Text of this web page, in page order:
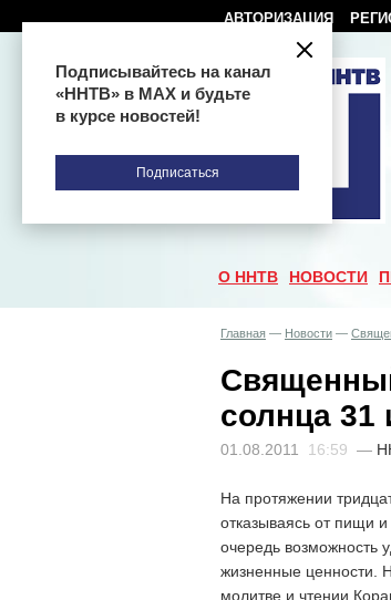
АВТОРИЗАЦИЯ
О ННТВ НОВОСТИ
Главная — Новости —
солнца 31
01.08.2011 16:59 —
На протяжении
отказываясь от пищи
очередь возможность
жизненные ценности.
молитве и чтении
Подписывайтесь на канал
«ННТВ» в МАХ и будьте
в курсе новостей!
Подписаться